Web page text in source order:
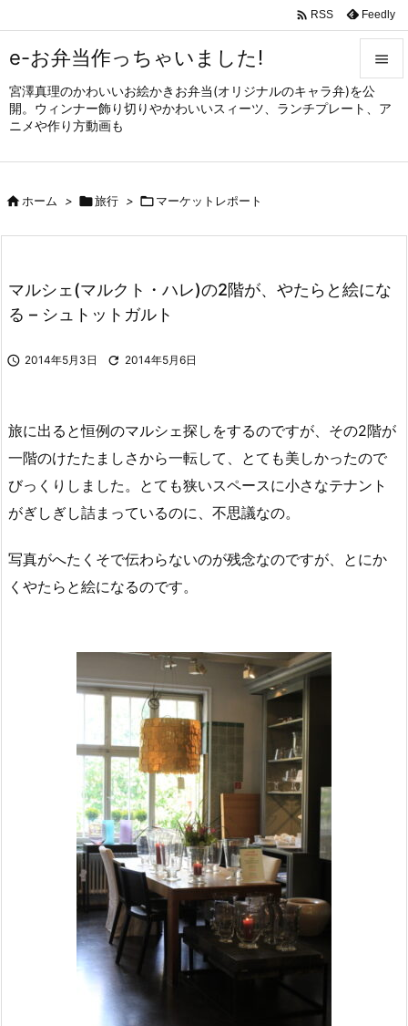
e-お弁当作っちゃいました!
宮澤真理のかわいいお絵かきお弁当(オリジナルのキャラ弁)を公
開。ウィンナー飾り切りやかわいいスィーツ、ランチプレート、ア
ニメや作り方動画も


メニュ
サイド


検索
 RSS Feedly
ホーム > 旅行 > マーケットレポート
マルシェ(マルクト・ハレ)の2階が、やたらと絵にな
る – シュトットガルト
 2014年5月3日  2014年5月6日
旅に出ると恒例のマルシェ探しをするのですが、その2階が
一階のけたたましさから一転して、とても美しかったので
びっくりしました。とても狭いスペースに小さなテナント
がぎしぎし詰まっているのに、不思議なの。
写真がへたくそで伝わらないのが残念なのですが、とにか
くやたらと絵になるのです。